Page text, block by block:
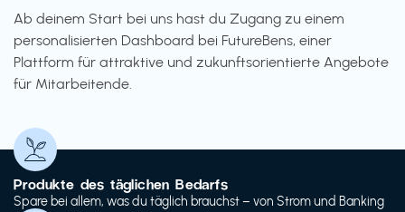
Ab deinem Start bei uns hast du Zugang zu einem
personalisierten Dashboard bei FutureBens, einer
Plattform für attraktive und zukunftsorientierte Angebote
für Mitarbeitende.
Produkte des täglichen Bedarfs
Spare bei allem, was du täglich brauchst – von Strom und Banking